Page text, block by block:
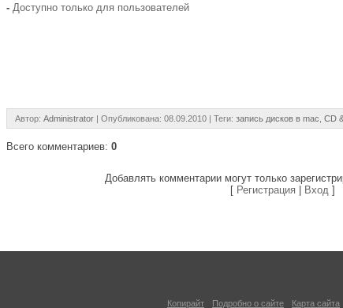
- Доступно только для пользователей
Автор: Administrator | Опубликована: 08.09.2010 | Теги: запись дисков в mac CD
Всего комментариев: 0
Добавлять комментарии могут только
[ Регистрация Вход]
Копирайт Подробно о сайте Карта сайта